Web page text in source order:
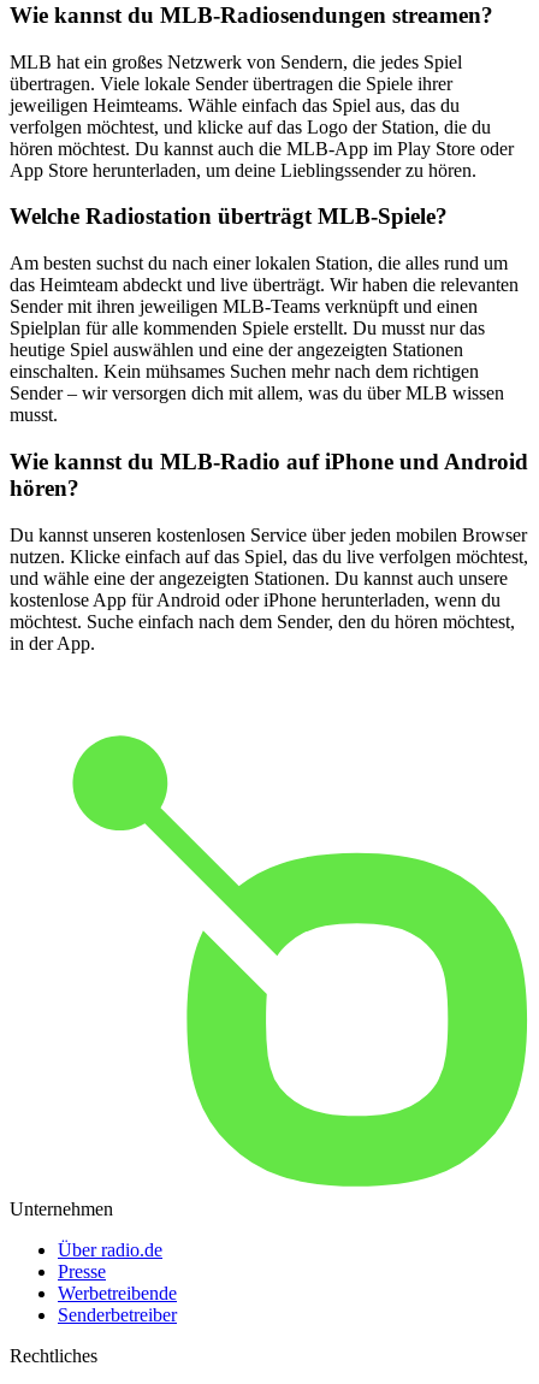
Wie kannst du MLB-Radiosendungen streamen?
MLB hat ein großes Netzwerk von Sendern, die jedes Spiel
übertragen. Viele lokale Sender übertragen die Spiele ihrer
jeweiligen Heimteams. Wähle einfach das Spiel aus, das du
verfolgen möchtest, und klicke auf das Logo der Station, die du
hören möchtest. Du kannst auch die MLB-App im Play Store oder
App Store herunterladen, um deine Lieblingssender zu hören.
Welche Radiostation überträgt MLB-Spiele?
Am besten suchst du nach einer lokalen Station, die alles rund um
das Heimteam abdeckt und live überträgt. Wir haben die relevanten
Sender mit ihren jeweiligen MLB-Teams verknüpft und einen
Spielplan für alle kommenden Spiele erstellt. Du musst nur das
heutige Spiel auswählen und eine der angezeigten Stationen
einschalten. Kein mühsames Suchen mehr nach dem richtigen
Sender – wir versorgen dich mit allem, was du über MLB wissen
musst.
Wie kannst du MLB-Radio auf iPhone und Android
hören?
Du kannst unseren kostenlosen Service über jeden mobilen Browser
nutzen. Klicke einfach auf das Spiel, das du live verfolgen möchtest,
und wähle eine der angezeigten Stationen. Du kannst auch unsere
kostenlose App für Android oder iPhone herunterladen, wenn du
möchtest. Suche einfach nach dem Sender, den du hören möchtest,
in der App.
Unternehmen
Über radio.de
Presse
Werbetreibende
Senderbetreiber
Rechtliches